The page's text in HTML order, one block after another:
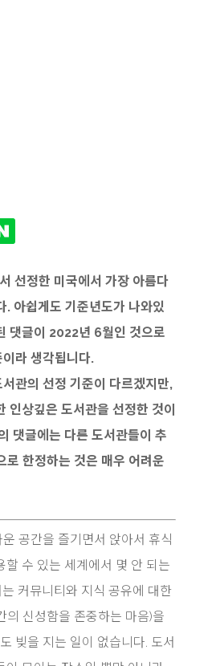
선정한 미국에서 가장 아름다
. 아쉽게도 기준년도가 나와있
댓글이 2022년 6월인 것으로
라 생각됩니다.
관의 선정 기준이 다르겠지만,
인상깊은 도서관을 선정한 것이
댓글에는 다른 도서관들이 추
로 한정하는 것은 매우 어려운
공간을 즐기면서 앉아서 휴식
할 수 있는 세계에서 몇 안 되는
커뮤니티와 지식 공유에 대한
의 신성함을 존중하는 마음)을
빚을 지는 일이 없습니다. 도서